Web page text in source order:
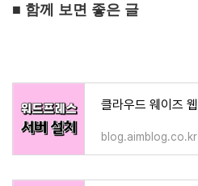
■ 함께 보면 좋은 글
blog.aimblog.co.kr